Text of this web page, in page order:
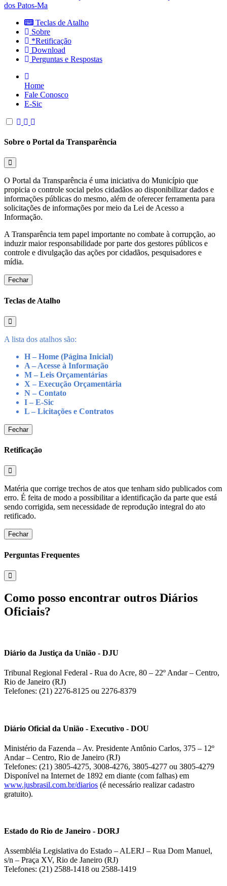
dos Patos-Ma
Teclas de Atalho
Sobre
*Retificação
Download
Perguntas e Respostas
Home
Fale Conosco
E-Sic
Sobre o Portal da Transparência
O Portal da Transparência é uma iniciativa do Município que
propicia o controle social pelos cidadãos ao disponibilizar dados e
informações públicas do mesmo, além de oferecer ferramenta para
solicitações de informações por meio da Lei de Acesso a
Informação.
A Transparência tem papel importante no combate à corrupção, ao
induzir maior responsabilidade por parte dos gestores públicos e
controle e divulgação das ações por cidadãos, pesquisadores e
mídia.
Fechar
Teclas de Atalho
A lista dos atalhos são:
H – Home (Página Inicial)
A – Acesse à Informação
M – Leis Orçamentárias
X – Execução Orçamentária
N – Contato
I – E-Sic
L – Licitações e Contratos
Fechar
Retificação
Matéria que corrige trechos de atos que tenham sido publicados com
erro. É feita de modo a possibilitar a identificação da parte que está
sendo corrigida, sem necessidade de reprodução integral do ato
retificado.
Fechar
Perguntas Frequentes
Como posso encontrar outros Diários
Oficiais?
Diário da Justiça da União - DJU
Tribunal Regional Federal - Rua do Acre, 80 – 22º Andar – Centro,
Rio de Janeiro (RJ)
Telefones: (21) 2276-8125 ou 2276-8379
Diário Oficial da União - Executivo - DOU
Ministério da Fazenda – Av. Presidente Antônio Carlos, 375 – 12º
Andar – Centro, Rio de Janeiro (RJ)
Telefones: (21) 3805-4275, 3008-4276, 3805-4277 ou 3805-4279
Disponível na Internet de 1892 em diante (com falhas) em
www.jusbrasil.com.br/diarios (é necessário realizar cadastro
gratuito).
Estado do Rio de Janeiro - DORJ
Assembléia Legislativa do Estado – ALERJ – Rua Dom Manuel,
s/n – Praça XV, Rio de Janeiro (RJ)
Telefones: (21) 2588-1418 ou 2588-1419